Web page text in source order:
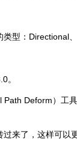
型：Directional
。
Deform）工
来了，这样可以